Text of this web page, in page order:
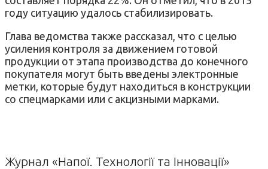
году ситуацию удалось стабилизировать.
Глава ведомства также рассказал, что с целью
усиления контроля за движением готовой
продукции от этапа производства до конечного
покупателя могут быть введены электронные
метки, которые будут находиться в конструкции
со спецмарками или с акцизными марками.
Журнал «Напої. Технології та Інновації»